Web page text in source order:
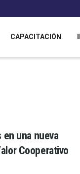
CAPACITACIÓN
una nueva
Cooperativo